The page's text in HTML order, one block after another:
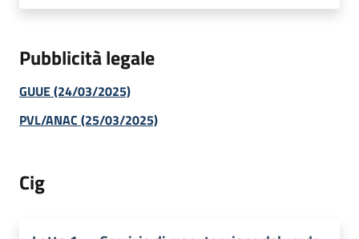
Pubblicità legale
GUUE (24/03/2025)
PVL/ANAC (25/03/2025)
Cig